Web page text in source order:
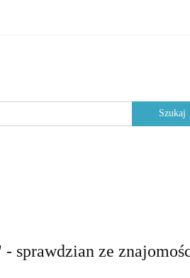
sprawdzian ze